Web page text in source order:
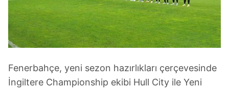
Fenerbahçe, yeni sezon hazırlıkları çerçevesinde
İngiltere Championship ekibi Hull City ile Yeni